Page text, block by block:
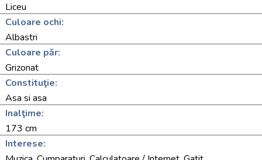
Liceu
Culoare ochi:
Albastri
Culoare păr:
Grizonat
Constituţie:
Asa si asa
Inalţime:
173 cm
Interese: